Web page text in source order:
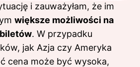
i zauważyłam, że im
większe możliwości na
. W przypadku
jak Azja czy Ameryka
cena może być wysoka,